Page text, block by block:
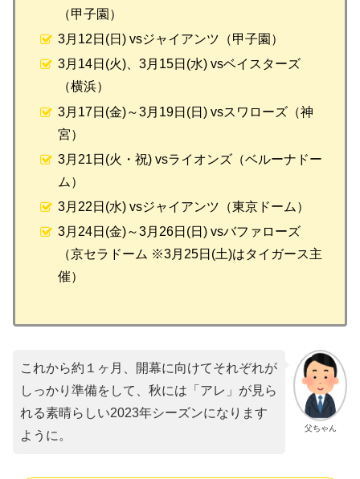
（甲子園）
3月12日(日) vsジャイアンツ（甲子園）
3月14日(火)、3月15日(水) vsベイスターズ
（横浜）
3月17日(金)～3月19日(日) vsスワローズ（神
宮）
3月21日(火・祝) vsライオンズ（ベルーナドー
ム）
3月22日(水) vsジャイアンツ（東京ドーム）
3月24日(金)～3月26日(日) vsバファローズ
（京セラドーム ※3月25日(土)はタイガース主
催）
父ちゃん
これから約１ヶ月、開幕に向けてそれぞれが
しっかり準備をして、秋には「アレ」が見ら
れる素晴らしい2023年シーズンになります
ように。